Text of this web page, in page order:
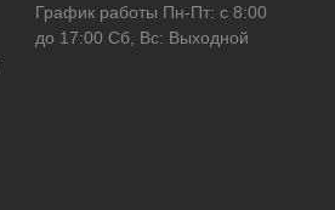
График работы Пн-Пт: с 8:00
до 17:00 Сб, Вс: Выходной